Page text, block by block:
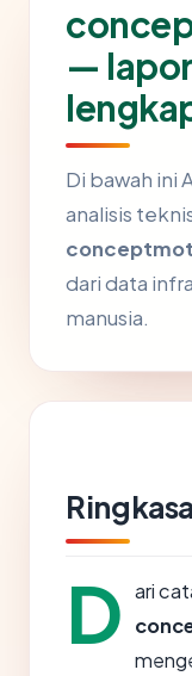
—
Di bawah ini
analisis
dari data
manusia.
D ari